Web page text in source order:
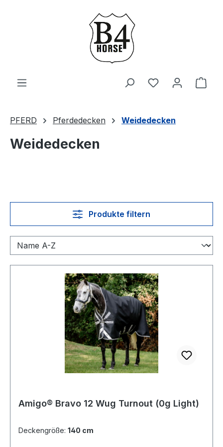
Zum Hauptinhalt springen
Du hast 0
PFERD Pferdedecken Weidedecken
Weidedecken
Produkte filtern
Amigo® Bravo 12 Wug Turnout (0g Light)
Deckengröße: 140 cm